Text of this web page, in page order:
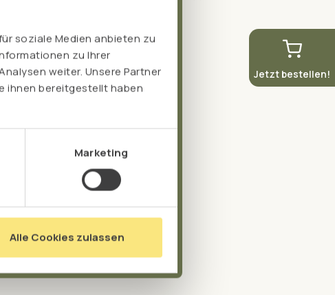
soziale Medien anbieten zu
zu Ihrer
weiter. Unsere Partner
ihnen bereitgestellt haben
Marketing
Alle Cookies zulassen
Jetzt bestellen!